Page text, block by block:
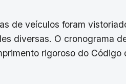
de veículos foram
diversas. O cronograma
rigoroso do Código